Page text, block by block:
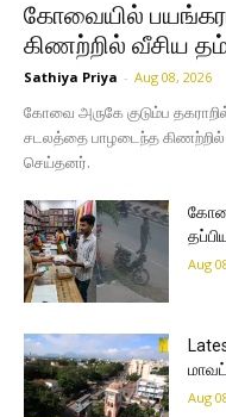
கோவையில்
கிணற்றில் வீசிய
Sathiya Priya - Aug 08, 2026
கோவை அருகே குடும்ப
சடலத்தை பாழடைந்த கிணற்றில்
செய்தனர்.
Aug
Aug